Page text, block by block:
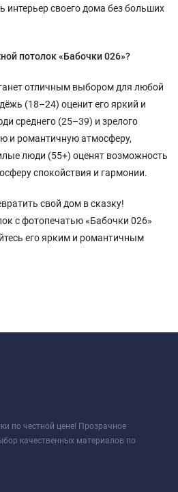
интерьер своего дома без больших
потолок «Бабочки 026»?
отличным выбором для любой
(18–24) оценит его яркий и
среднего (25–39) и зрелого
и романтичную атмосферу,
люди (55+) оценят возможность
спокойствия и гармонии.
свой дом в сказку!
с фотопечатью «Бабочки 026»
его ярким и романтичным
по честной цене! Прозрачное
качественных материалов по